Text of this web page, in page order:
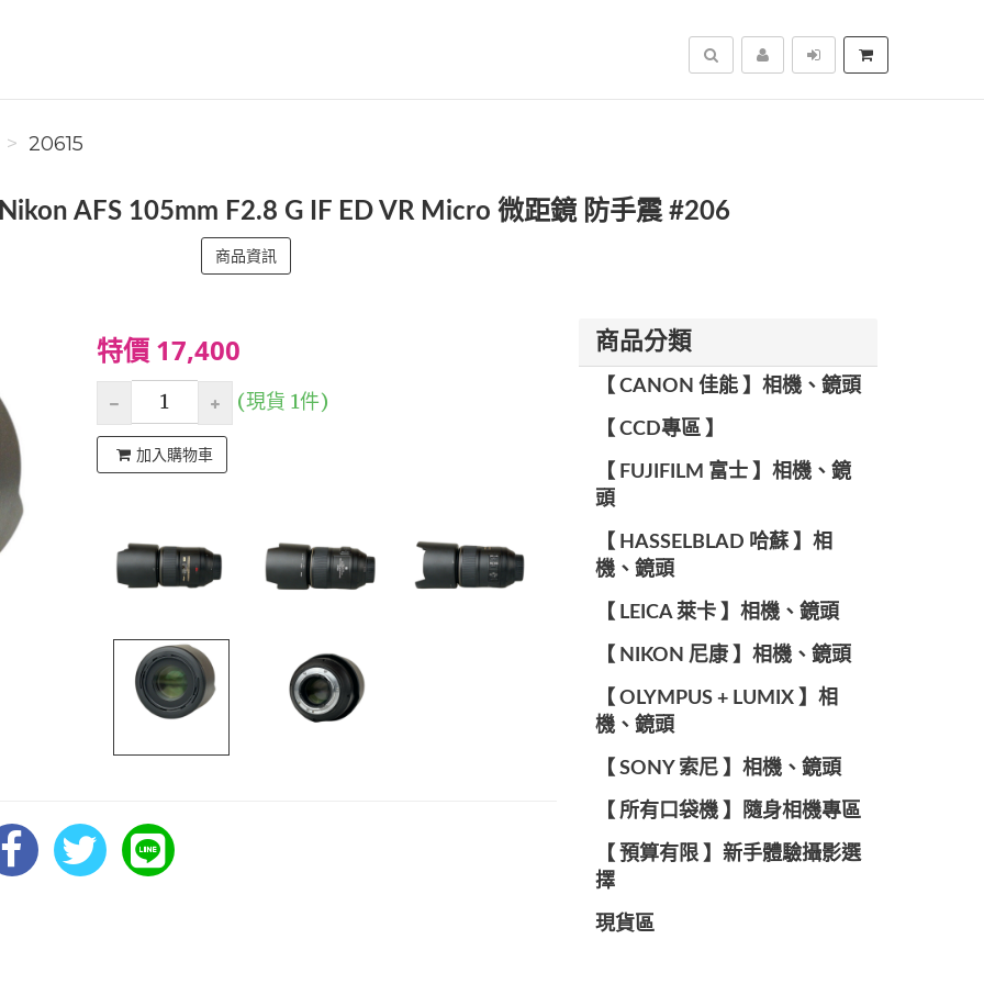
搜尋
20615
AFS 105mm F2.8 G IF ED VR Micro 微距鏡 防手震 #206
商品資訊
特價 17,400
(現貨 1件)
加入購物車
商品分類
【 CANON 佳能 】相機、鏡頭
【 CCD專區 】
【 FUJIFILM 富士 】相機、鏡
頭
【 HASSELBLAD 哈蘇 】相
機、鏡頭
【 LEICA 萊卡 】相機、鏡頭
【 NIKON 尼康 】相機、鏡頭
【 OLYMPUS + LUMIX 】相
機、鏡頭
【 SONY 索尼 】相機、鏡頭
【 所有口袋機 】隨身相機專區
【 預算有限 】新手體驗攝影選
擇
現貨區